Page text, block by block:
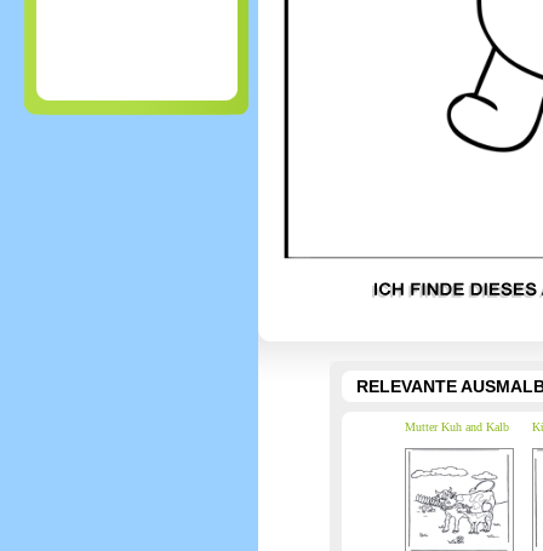
RELEVANTE
Mutter Kuh and Kalb